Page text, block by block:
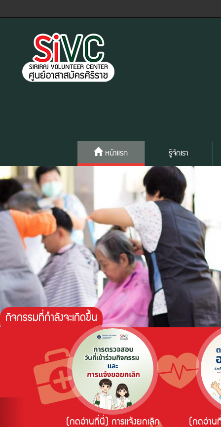
หน้าแรก รู้จักเรา
กิจกรรมที่กำลังจะเกิดขึ้น
(กดอ่านที่นี่) การแจ้งยกเลิก
(กดอ่าน
Previous